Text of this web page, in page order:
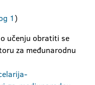
1)
učenju obratiti se
za međunarodnu